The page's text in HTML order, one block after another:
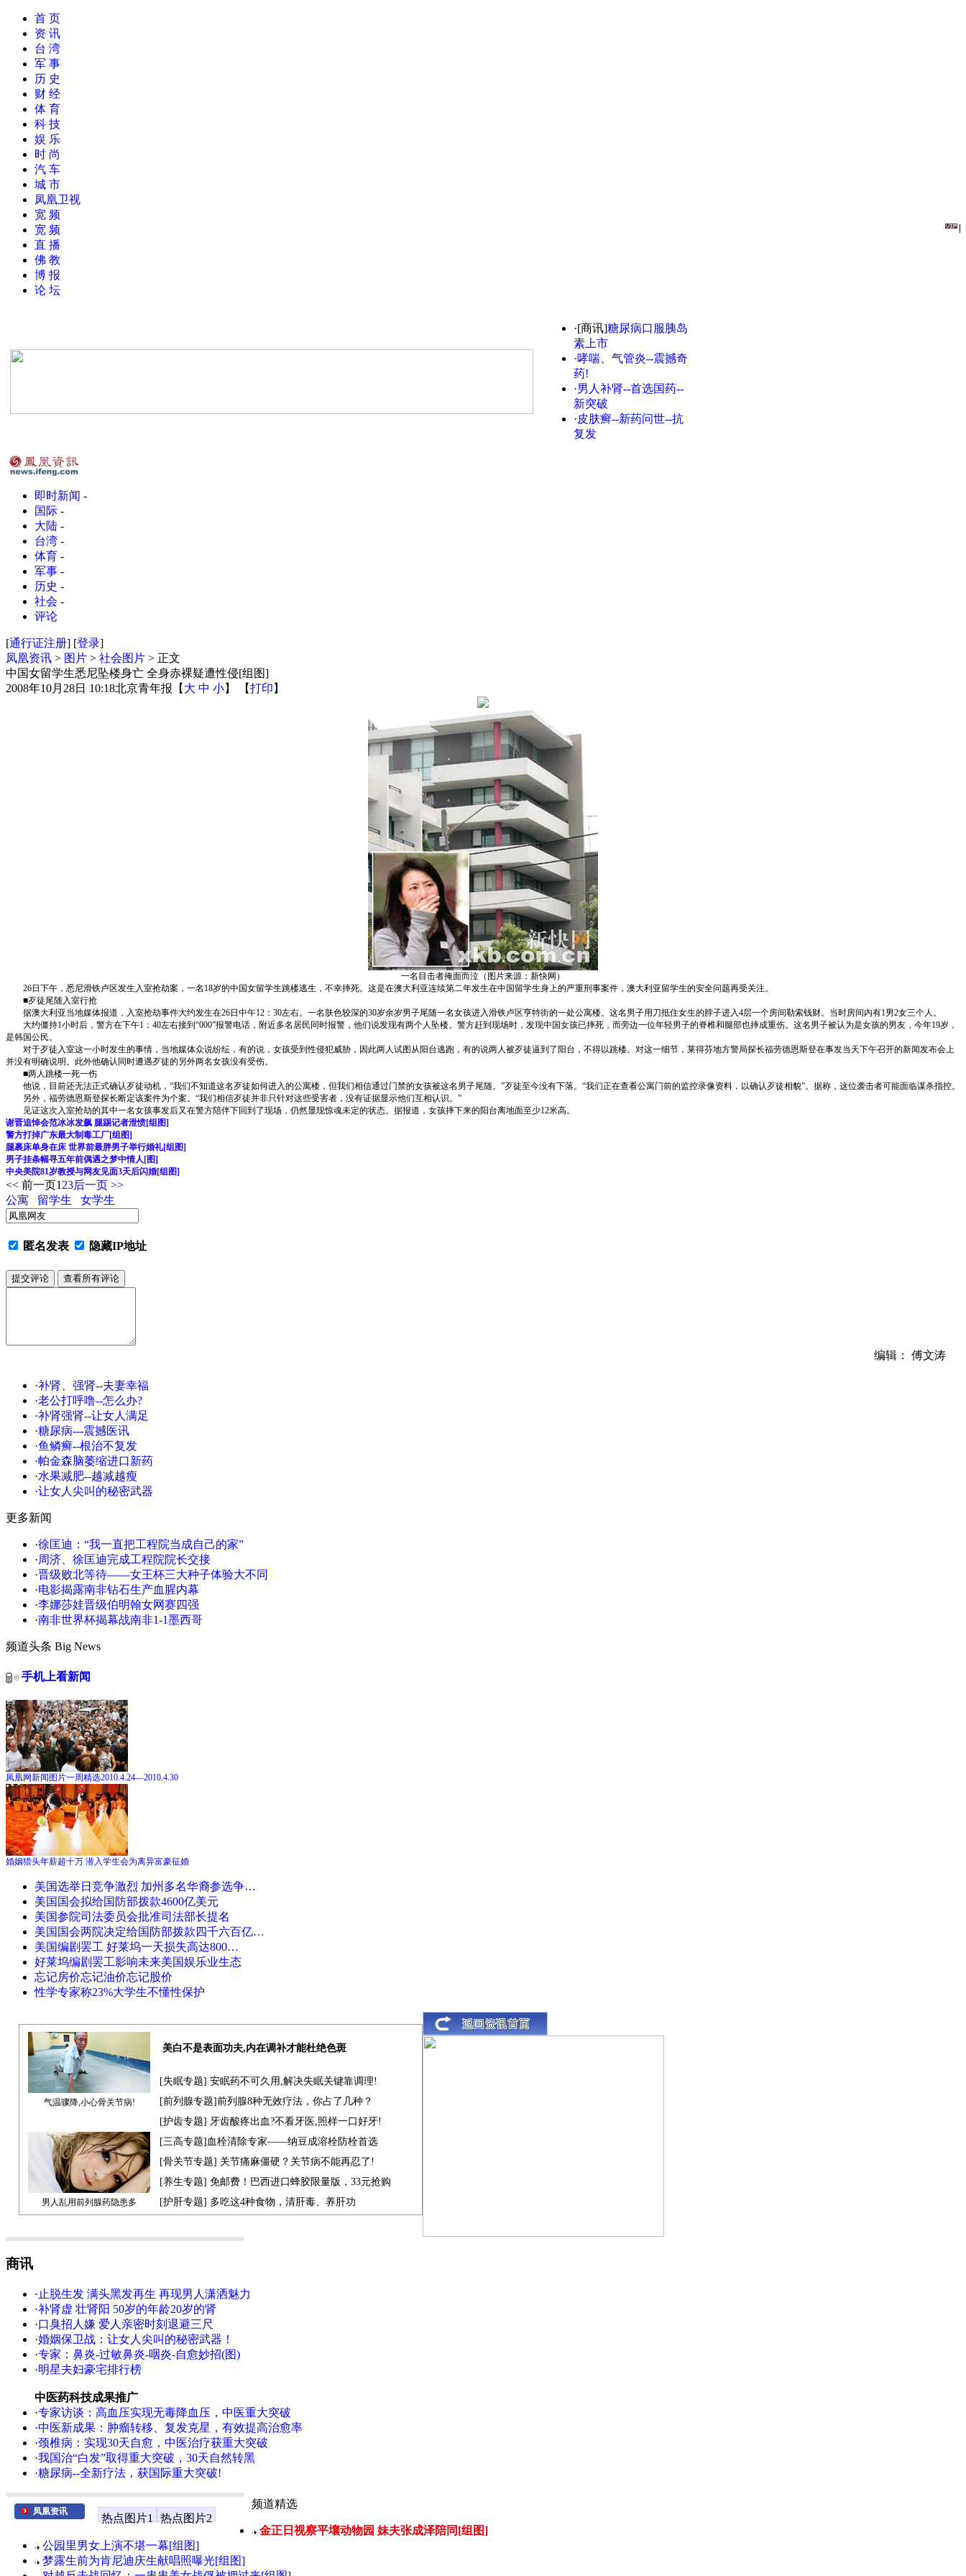
首 页
资 讯
台 湾
军 事
历 史
财 经
体 育
科 技
娱 乐
时 尚
汽 车
城 市
凤凰卫视
宽 频
宽 频
直 播
佛 教
博 报
论 坛
·[商讯]糖尿病口服胰岛
素上市
·哮喘、气管炎--震撼奇
药!
·男人补肾--首选国药--
新突破
·皮肤癣--新药问世--抗
复发
即时新闻 -
国际 -
大陆 -
台湾 -
体育 -
军事 -
历史 -
社会 -
评论
[通行证注册] [登录]
凤凰资讯 > 图片 > 社会图片 > 正文
中国女留学生悉尼坠楼身亡 全身赤裸疑遭性侵[组图]
2008年10月28日 10:18北京青年报 【 大 中 小】 【打印 】
一名目击者掩面而泣（图片来源：新快网）
26日下午，悉尼滑铁卢区发生入室抢劫案，一名18岁的中国女留学生跳楼逃生，不幸摔死。这是在澳大利亚连续第二年发生在中国留学生身上的严重刑事案件，澳大利亚留学生的安全问题再受关注。
■歹徒尾随入室行抢
据澳大利亚当地媒体报道，入室抢劫事件大约发生在26日中午12：30左右。一名肤色较深的30岁余岁男子尾随一名女孩进入滑铁卢区亨特街的一处公寓楼。这名男子用刀抵住女生的脖子进入4层一个房间勒索钱财。当时房间内有1男2女三个人。
大约僵持1小时后，警方在下午1：40左右接到“000”报警电话，附近多名居民同时报警，他们说发现有两个人坠楼。警方赶到现场时，发现中国女孩已摔死，而旁边一位年轻男子的脊椎和腿部也摔成重伤。这名男子被认为是女孩的男友，今年19岁，
是韩国公民。
对于歹徒入室这一小时发生的事情，当地媒体众说纷纭，有的说，女孩受到性侵犯威胁，因此两人试图从阳台逃跑，有的说两人被歹徒逼到了阳台，不得以跳楼。对这一细节，莱得芬地方警局探长福劳德恩斯登在事发当天下午召开的新闻发布会上
并没有明确说明。此外他确认同时遭遇歹徒的另外两名女孩没有受伤。
■两人跳楼一死一伤
他说，目前还无法正式确认歹徒动机，“我们不知道这名歹徒如何进入的公寓楼，但我们相信通过门禁的女孩被这名男子尾随。”歹徒至今没有下落。“我们正在查看公寓门前的监控录像资料，以确认歹徒相貌”。据称，这位袭击者可能面临谋杀指控。
另外，福劳德恩斯登探长断定该案件为个案。“我们相信歹徒并非只针对这些受害者，没有证据显示他们互相认识。”
见证这次入室抢劫的其中一名女孩事发后又在警方陪伴下回到了现场，仍然显现惊魂未定的状态。据报道，女孩摔下来的阳台离地面至少12米高。
谢晋追悼会范冰冰发飙 腿踢记者泄愤[组图]
警方打掉广东最大制毒工厂[组图]
腿裹床单身在床 世界前最胖男子举行婚礼[组图]
男子挂条幅寻五年前偶遇之梦中情人[图]
中央美院81岁教授与网友见面3天后闪婚[组图]
<< 前一页1 23后一页 >>
公寓
留学生 女学生
匿名发表 隐藏IP地址
编辑： 傅文涛
·补肾、强肾--夫妻幸福
·老公打呼噜--怎么办?
·补肾强肾--让女人满足
·糖尿病---震撼医讯
·鱼鳞癣--根治不复发
·帕金森脑萎缩进口新药
·水果减肥--越减越瘦
·让女人尖叫的秘密武器
更多新闻
·徐匡迪：“我一直把工程院当成自己的家”
·周济、徐匡迪完成工程院院长交接
·晋级败北等待——女王杯三大种子体验大不同
·电影揭露南非钻石生产血腥内幕
·李娜莎娃晋级伯明翰女网赛四强
·南非世界杯揭幕战南非1-1墨西哥
频道头条 Big News
手机上看新闻
凤凰网新闻图片一周精选2010.4.24—2010.4.30
婚姻猎头年薪超十万 潜入学生会为离异富豪征婚
美国选举日竞争激烈 加州多名华裔参选争…
美国国会拟给国防部拨款4600亿美元
美国参院司法委员会批准司法部长提名
美国国会两院决定给国防部拨款四千六百亿…
美国编剧罢工 好莱坞一天损失高达800…
好莱坞编剧罢工影响未来美国娱乐业生态
忘记房价忘记油价忘记股价
性学专家称23%大学生不懂性保护
气温骤降,小心骨关节病!
美白不是表面功夫,内在调补才能杜绝色斑
[失眠专题] 安眠药不可久用,解决失眠关键靠调理!
[前列腺专题]前列腺8种无效疗法，你占了几种？
[护齿专题] 牙齿酸疼出血?不看牙医,照样一口好牙!
男人乱用前列腺药隐患多
[三高专题]血栓清除专家——纳豆成溶栓防栓首选
[骨关节专题] 关节痛麻僵硬？关节病不能再忍了!
[养生专题] 免邮费！巴西进口蜂胶限量版，33元抢购
[护肝专题] 多吃这4种食物，清肝毒、养肝功
商讯
· 止脱生发 满头黑发再生 再现男人潇洒魅力
·补肾虚 壮肾阳 50岁的年龄20岁的肾
·口臭招人嫌 爱人亲密时刻退避三尺
·婚姻保卫战：让女人尖叫的秘密武器！
·专家：鼻炎-过敏鼻炎-咽炎-自愈妙招(图)
·明星夫妇豪宅排行榜
中医药科技成果推广
·专家访谈：高血压实现无毒降血压，中医重大突破
·中医新成果：肿瘤转移、复发克星，有效提高治愈率
·颈椎病：实现30天自愈，中医治疗获重大突破
·我国治“白发”取得重大突破，30天自然转黑
·糖尿病--全新疗法，获国际重大突破!
凤凰资讯
热点图片1 热点图片2
频道精选
金正日视察平壤动物园 妹夫张成泽陪同[组图]
公园里男女上演不堪一幕[组图]
梦露生前为肯尼迪庆生献唱照曝光[组图]